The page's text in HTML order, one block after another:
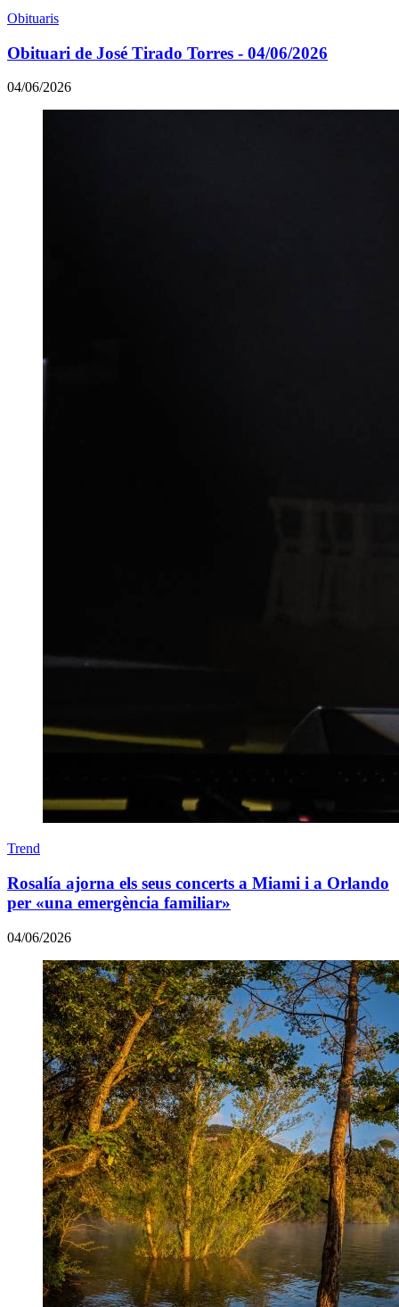
Obituaris
Obituari de José Tirado Torres - 04/06/2026
04/06/2026
Trend
Rosalía ajorna els seus concerts a Miami i a Orlando
per «una emergència familiar»
04/06/2026